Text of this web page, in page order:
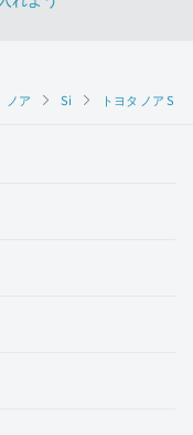
ノア Si トヨタ ノア Si